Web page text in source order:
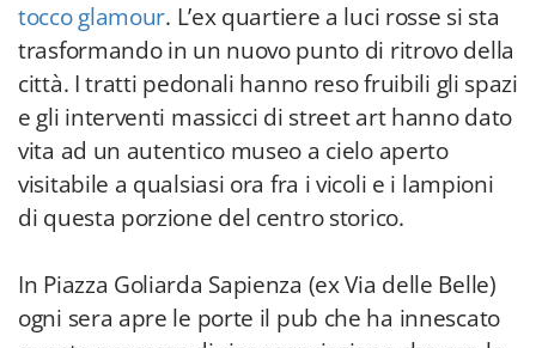
tocco glamour. L’ex quartiere a luci rosse si sta
trasformando in un nuovo punto di ritrovo della
città. I tratti pedonali hanno reso fruibili gli spazi
e gli interventi massicci di street art hanno dato
vita ad un autentico museo a cielo aperto
visitabile a qualsiasi ora fra i vicoli e i lampioni
di questa porzione del centro storico.
In Piazza Goliarda Sapienza (ex Via delle Belle)
ogni sera apre le porte il pub che ha innescato